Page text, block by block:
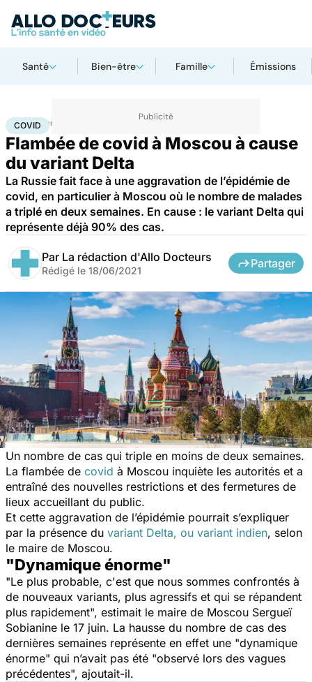
Santé Bien-être Famille Émissions
Accueil Santé
COVID
Flambée de covid à Moscou à cause
du variant Delta
La Russie fait face à une aggravation de l’épidémie de
covid, en particulier à Moscou où le nombre de malades
a triplé en deux semaines. En cause : le variant Delta qui
représente déjà 90% des cas.
Par La rédaction d'Allo Docteurs
Rédigé le 18/06/2021
Partager
Un nombre de cas qui triple en moins de deux semaines.
La flambée de covid à Moscou inquiète les autorités et a
entraîné des nouvelles restrictions et des fermetures de
lieux accueillant du public.
Et cette aggravation de l’épidémie pourrait s’expliquer
par la présence du variant Delta, ou variant indien, selon
le maire de Moscou.
"Dynamique énorme"
"Le plus probable, c'est que nous sommes confrontés à
de nouveaux variants, plus agressifs et qui se répandent
plus rapidement", estimait le maire de Moscou Sergueï
Sobianine le 17 juin. La hausse du nombre de cas des
dernières semaines représente en effet une "dynamique
énorme" qui n’avait pas été "observé lors des vagues
précédentes", ajoutait-il.